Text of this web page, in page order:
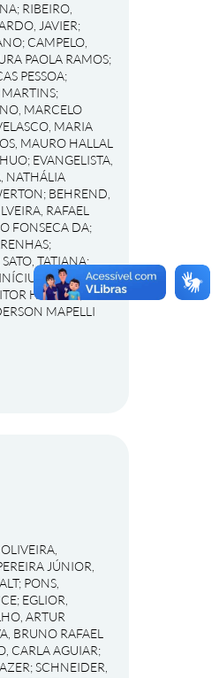
; RIBEIRO,
JAVIER;
; CAMPELO,
PAOLA RAMOS;
PESSOA;
MARTINS;
MARCELO
MARIA
MAURO HALLAL
; EVANGELISTA,
NATHÁLIA
; BEHREND,
RAFAEL
FONSECA DA;
;
SATO, TATIANA;
HIROSHI;
MAPELLI
OLIVEIRA,
JÚNIOR,
; PONS,
; EGLIOR,
ARTUR
BRUNO RAFAEL
CARLA AGUIAR;
;SCHNEIDER,